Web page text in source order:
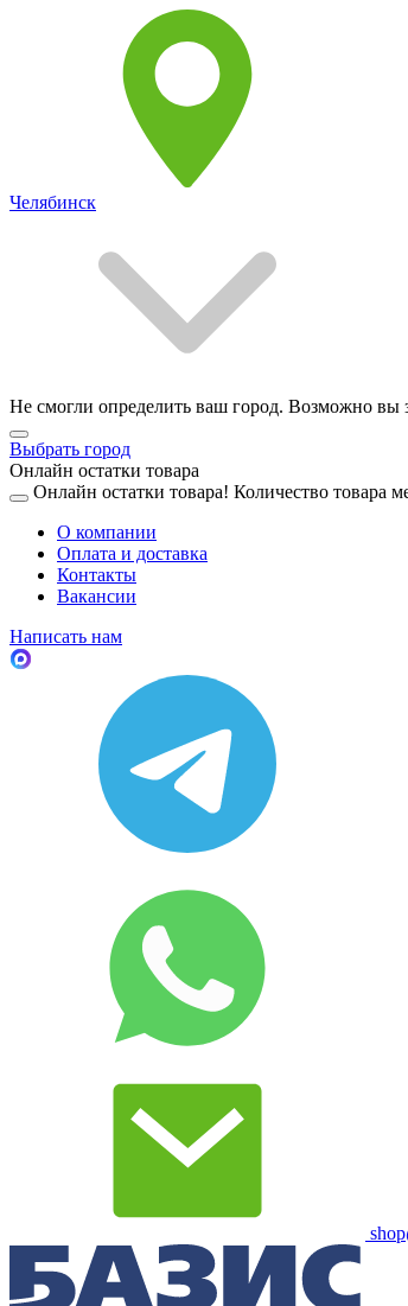
Челябинск
Не смогли определить ваш город. Возможно вы
Выбрать город
Онлайн остатки товара
Онлайн остатки товара! Количество товара
О компании
Оплата и доставка
Контакты
Вакансии
Написать нам